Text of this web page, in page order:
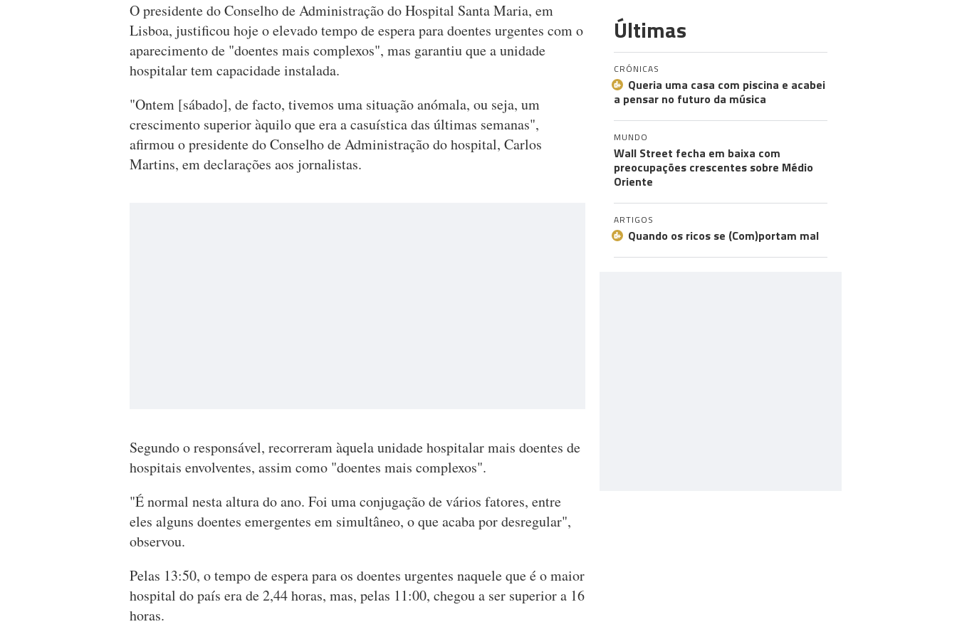
O presidente do Conselho de Administração do Hospital Santa Maria, em
Lisboa, justificou hoje o elevado tempo de espera para doentes urgentes com o
aparecimento de "doentes mais complexos", mas garantiu que a unidade
hospitalar tem capacidade instalada.
"Ontem [sábado], de facto, tivemos uma situação anómala, ou seja, um
crescimento superior àquilo que era a casuística das últimas semanas",
afirmou o presidente do Conselho de Administração do hospital, Carlos
Martins, em declarações aos jornalistas.
Segundo o responsável, recorreram àquela unidade hospitalar mais doentes de
hospitais envolventes, assim como "doentes mais complexos".
"É normal nesta altura do ano. Foi uma conjugação de vários fatores, entre
eles alguns doentes emergentes em simultâneo, o que acaba por desregular",
observou.
Pelas 13:50, o tempo de espera para os doentes urgentes naquele que é o maior
hospital do país era de 2,44 horas, mas, pelas 11:00, chegou a ser superior a 16
horas.
Últimas
CRÓNICAS
Queria uma casa com piscina e acabei
a pensar no futuro da música
MUNDO
Wall Street fecha em baixa com
preocupações crescentes sobre Médio
Oriente
ARTIGOS
Quando os ricos se (Com)portam mal